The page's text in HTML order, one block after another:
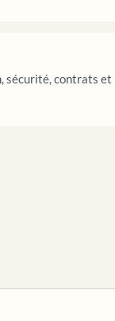
sécurité, contrats et